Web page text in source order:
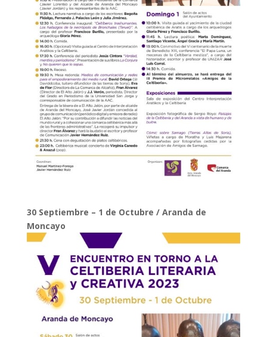
30 Septiembre – 1 de Octubre / Aranda de
Moncayo